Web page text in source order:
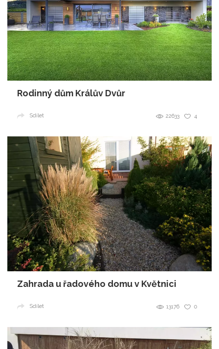
Rodinný dům Králův Dvůr
4
22633
Sdílet
Zahrada u řadového domu v Květnici
0
13176
Sdílet